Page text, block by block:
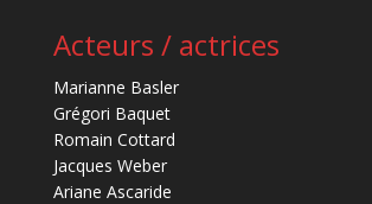
Acteurs / actrices
Marianne Basler
Grégori Baquet
Romain Cottard
Jacques Weber
Ariane Ascaride